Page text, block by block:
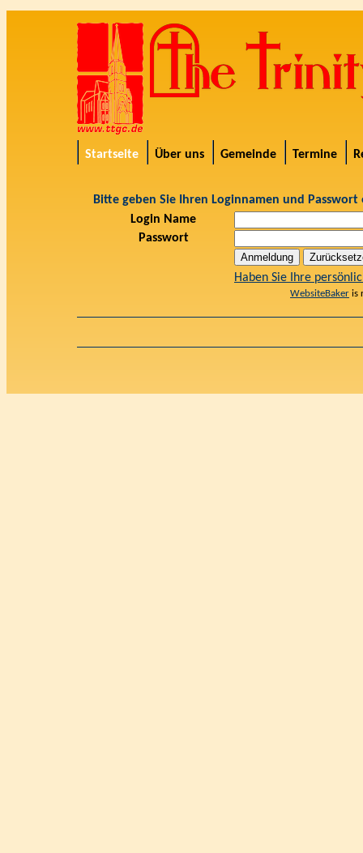
Startseite Über uns Gemeinde Termine
Bitte geben Sie Ihren Loginnamen und Passwort
Login Name
Passwort
Anmeldung
Haben Sie Ihre
WebsiteBaker is